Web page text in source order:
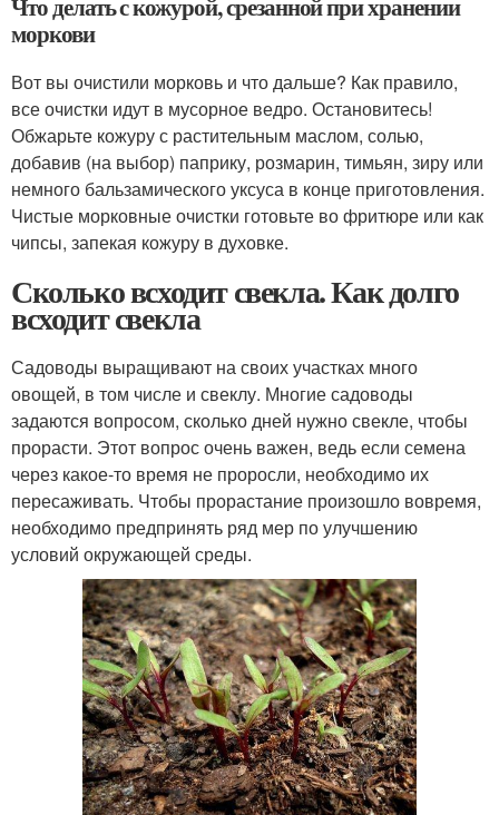
Что делать с кожурой, срезанной при хранении
моркови
Вот вы очистили морковь и что дальше? Как правило,
все очистки идут в мусорное ведро. Остановитесь!
Обжарьте кожуру с растительным маслом, солью,
добавив (на выбор) паприку, розмарин, тимьян, зиру или
немного бальзамического уксуса в конце приготовления.
Чистые морковные очистки готовьте во фритюре или как
чипсы, запекая кожуру в духовке.
Сколько всходит свекла. Как долго
всходит свекла
Садоводы выращивают на своих участках много
овощей, в том числе и свеклу. Многие садоводы
задаются вопросом, сколько дней нужно свекле, чтобы
прорасти. Этот вопрос очень важен, ведь если семена
через какое-то время не проросли, необходимо их
пересаживать. Чтобы прорастание произошло вовремя,
необходимо предпринять ряд мер по улучшению
условий окружающей среды.